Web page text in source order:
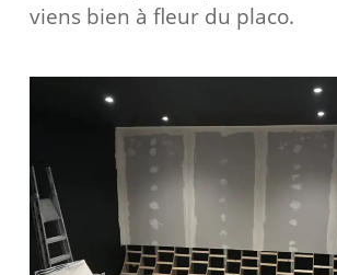
viens bien à fleur du placo.